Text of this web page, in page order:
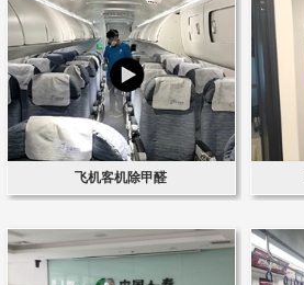
飞机客机除甲醛